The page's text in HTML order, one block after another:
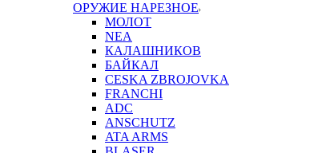
ОРУЖИЕ НАРЕЗНОЕ
МОЛОТ
NEA
КАЛАШНИКОВ
БАЙКАЛ
CESKA ZBROJOVKA
FRANCHI
ADC
ANSCHUTZ
ATA ARMS